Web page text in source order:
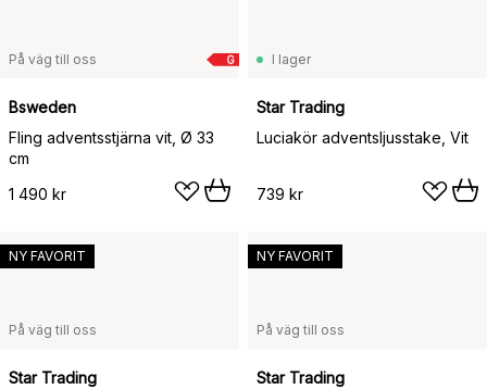
G
På väg till oss
Bsweden
Fling adventsstjärna vit, Ø 33
cm
1 490 kr
I lager
Star Trading
Luciakör adventsljusstake, Vit
739 kr
På väg till oss
Star Trading
NY FAVORIT
På väg till oss
Star Trading
NY FAVORIT